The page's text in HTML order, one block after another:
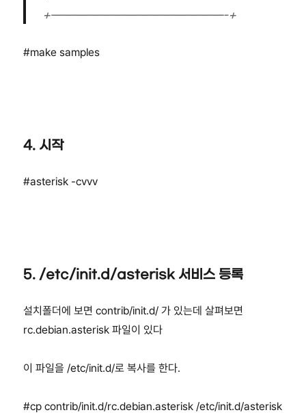
+——————————————-+
#make samples
4. 시작
#asterisk -cvvv
5. /etc/init.d/asterisk 서비스 등록
설치폴더에 보면 contrib/init.d/ 가 있는데 살펴보면
rc.debian.asterisk 파일이 있다
이 파일을 /etc/init.d/로 복사를 한다.
#cp contrib/init.d/rc.debian.asterisk /etc/init.d/asterisk